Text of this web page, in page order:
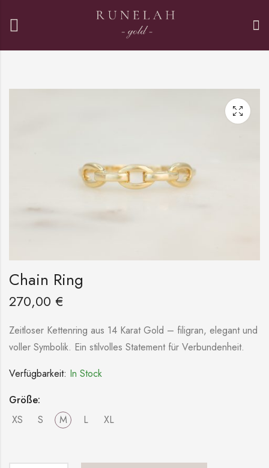
Chain Ring
270,00 €
Zeitloser Kettenring aus 14 Karat Gold – filigran, elegant und
voller Symbolik. Ein stilvolles Statement für Verbundenheit.
Verfügbarkeit: In Stock
Größe:
XS
S M L XL